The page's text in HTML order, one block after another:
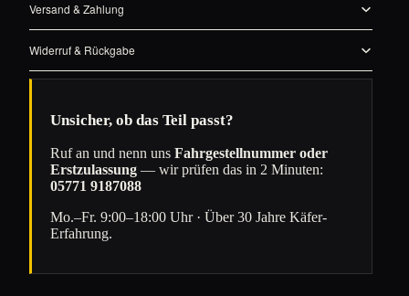
Versand & Zahlung
Widerruf & Rückgabe
Unsicher, ob das Teil passt?
Ruf an und nenn uns Fahrgestellnummer oder
Erstzulassung — wir prüfen das in 2 Minuten:
05771 9187088
Mo.–Fr. 9:00–18:00 Uhr · Über 30 Jahre Käfer-
Erfahrung.